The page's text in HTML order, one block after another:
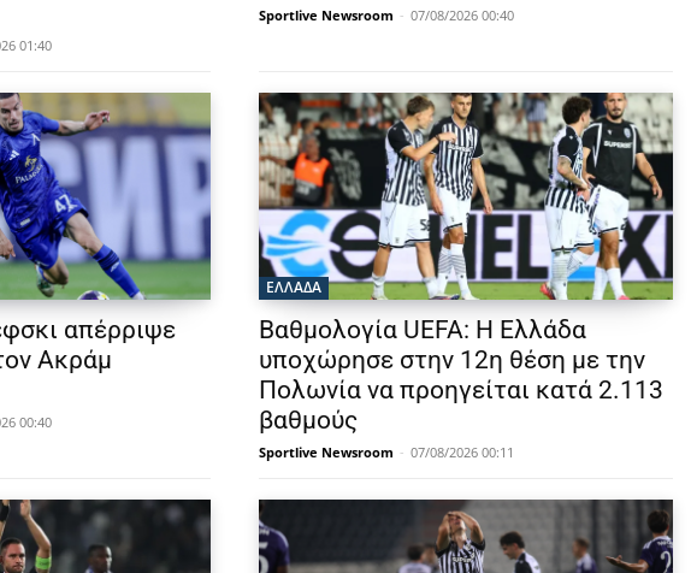
01:40
Sportlive Newsroom - 07/08/2026 00:40
απέρριψε
Ακράμ
00:40
ΕΛΛΑΔΑ
Βαθμολογία UEFA: Η Ελλάδα
υποχώρησε στην 12η θέση με την
Πολωνία να προηγείται κατά 2.113
βαθμούς
Sportlive Newsroom - 07/08/2026 00:11